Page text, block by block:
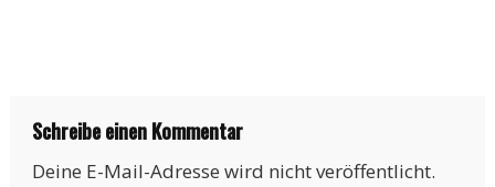
Schreibe einen Kommentar
Deine E-Mail-Adresse wird nicht veröffentlicht.